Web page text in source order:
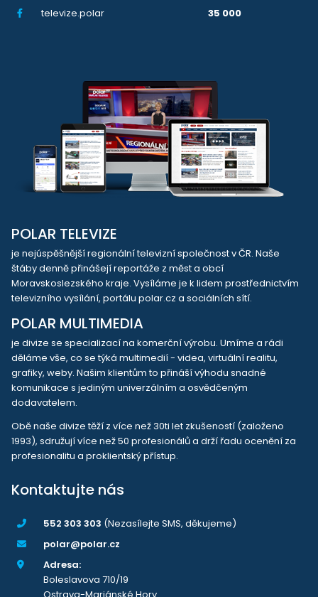
televize.polar
35 000
POLAR TELEVIZE
je nejúspěšnější regionální televizní společnost v ČR. Naše
štáby denně přinášejí reportáže z měst a obcí
Moravskoslezského kraje. Vysíláme je k lidem prostřednictvím
televizního vysílání, portálu polar.cz a sociálních sítí.
POLAR MULTIMEDIA
je divize se specializací na komerční výrobu. Umíme a rádi
děláme vše, co se týká multimedií - videa, virtuální realitu,
grafiky, weby. Našim klientům to přináší výhodu snadné
komunikace s jediným univerzálním a osvědčeným
dodavatelem.
Obě naše divize těží z více než 30ti let zkušeností (založeno
1993), sdružují více než 50 profesionálů a drží řadu ocenění za
profesionalitu a proklientský přístup.
Kontaktujte nás
552 303 303 (Nezasílejte SMS, děkujeme)
polar@polar.cz
Adresa:
Boleslavova 710/19
Ostrava-Mariánské Hory